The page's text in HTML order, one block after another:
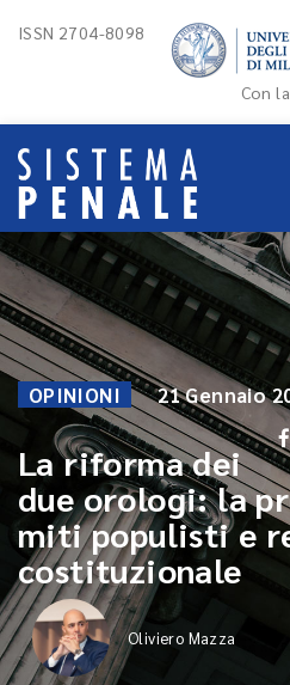
ISSN 2704-8098
Con
OPINIONI 21 Gennaio
La riforma dei
due orologi: la
miti populisti e
costituzionale
Oliviero Mazza